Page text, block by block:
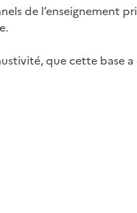
de l’enseignement
que cette base